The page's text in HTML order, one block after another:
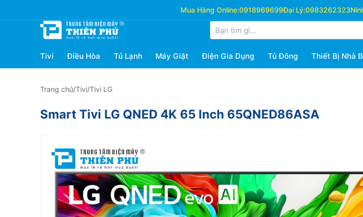
Mua Hàng Online:0918969699Đại Lý:0983262323
Tivi Điều Hòa Tủ Lạnh Máy Giặt Điện Gia Dụng Tủ Đông Thiết Bị Nhà
Trang chủ/Tivi/Tivi LG
Smart Tivi LG QNED 4K 65 Inch 65QNED86ASA